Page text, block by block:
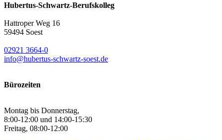
Hubertus-Schwartz-Berufskolleg
Hattroper Weg 16
59494 Soest
02921 3664-0
info@hubertus-schwartz-soest.de
Bürozeiten
Montag bis Donnerstag,
8:00-12:00 und 14:00-15:30
Freitag, 08:00-12:00